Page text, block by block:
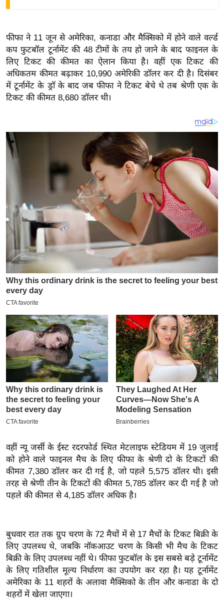
त
वि
शे
ष
ज्ञ
रा
ब
ज
ट
के
ट
P
L
2
0
2
6
क्रा
इ
म
-
पे
प
मि
सा
ल
बे
ल
श
ख्सि
य
त
फीफा ने 11 जून से अमेरिका, कनाडा और मैक्सिको में होने वाले वर्ल्ड
कप फुटबॉल टूर्नामेंट की 48 टीमों के तय हो जाने के बाद फाइनल के
लिए टिकट की कीमत का ऐलान किया है। वहीं एक टिकट की
अधिकतम कीमत बढ़ाकर 10,990 अमेरिकी डॉलर कर दी है। दिसंबर
में टूर्नामेंट के ड्रॉ के बाद जब फीफा ने टिकट बेचे थे तब श्रेणी एक के
टिकट की कीमत 8,680 डॉलर थी।
वहीं न्यू जर्सी के ईस्ट रदरफोर्ड स्थित मेटलाइफ स्टेडियम में 19 जुलाई
को होने वाले फाइनल मैच के लिए फीफा के श्रेणी दो के टिकटों की
कीमत 7,380 डॉलर कर दी गई है, जो पहले 5,575 डॉलर थी। इसी
तरह से श्रेणी तीन के टिकटों की कीमत 5,785 डॉलर कर दी गई है जो
पहले की कीमत से 4,185 डॉलर अधिक है।
बुधवार रात तक ग्रुप चरण के 72 मैचों में से 17 मैचों के टिकट बिक्री के
लिए उपलब्ध थे, जबकि नॉकआउट चरण के किसी भी मैच के टिकट
बिक्री के लिए उपलब्ध नहीं थे। फीफा फुटबॉल के इस सबसे बड़े टूर्नामेंट
के लिए गतिशील मूल्य निर्धारण का उपयोग कर रहा है। यह टूर्नामेंट
अमेरिका के 11 शहरों के अलावा मैक्सिको के तीन और कनाडा के दो
शहरों में खेला जाएगा।